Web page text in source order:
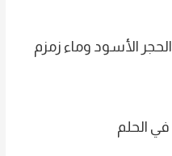
الأسود وماء زمزم
الحلم